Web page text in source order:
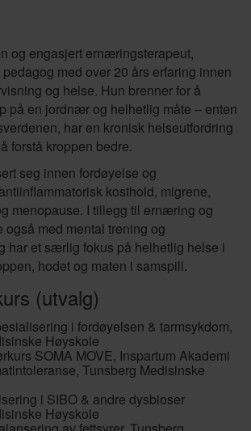
og engasjert ernæringsterapeut,
med over 20 års erfaring innen
og helse. Hun brenner for å
på en jordnær og helhetlig måte – enten
har en kronisk helseutfordring
forstå kroppen bedre.
seg innen fordøyelse og
kosthold, migrene,
menopause. I tillegg til ernæring og
med mental trening og
har et særlig fokus på helhetlig helse i
hodet og maten i samspill.
(utvalg)
i fordøyelsen & tarmsykdom,
Høyskole
SOMA MOVE, Inspartum Akademi
Tunsberg Medisinske
i SIBO & andre dysbioser
Høyskole